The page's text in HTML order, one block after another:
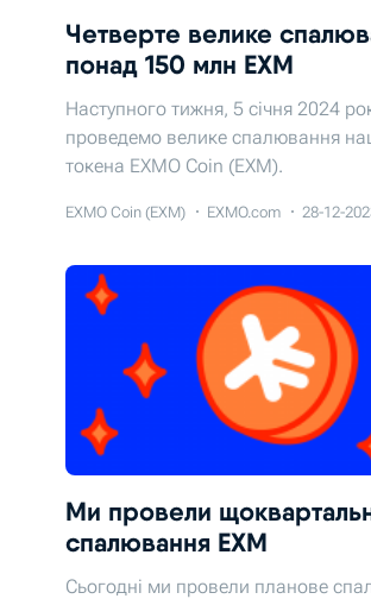
Четверте велике
понад 150 млн EXM
Наступного тижня, 5 січня 2024
проведемо велике спалювання
токена EXMO Coin (EXM).
EXMO Coin (EXM) EXMO.com 28-12-
Ми провели
спалювання EXM
Сьогодні ми провели планове